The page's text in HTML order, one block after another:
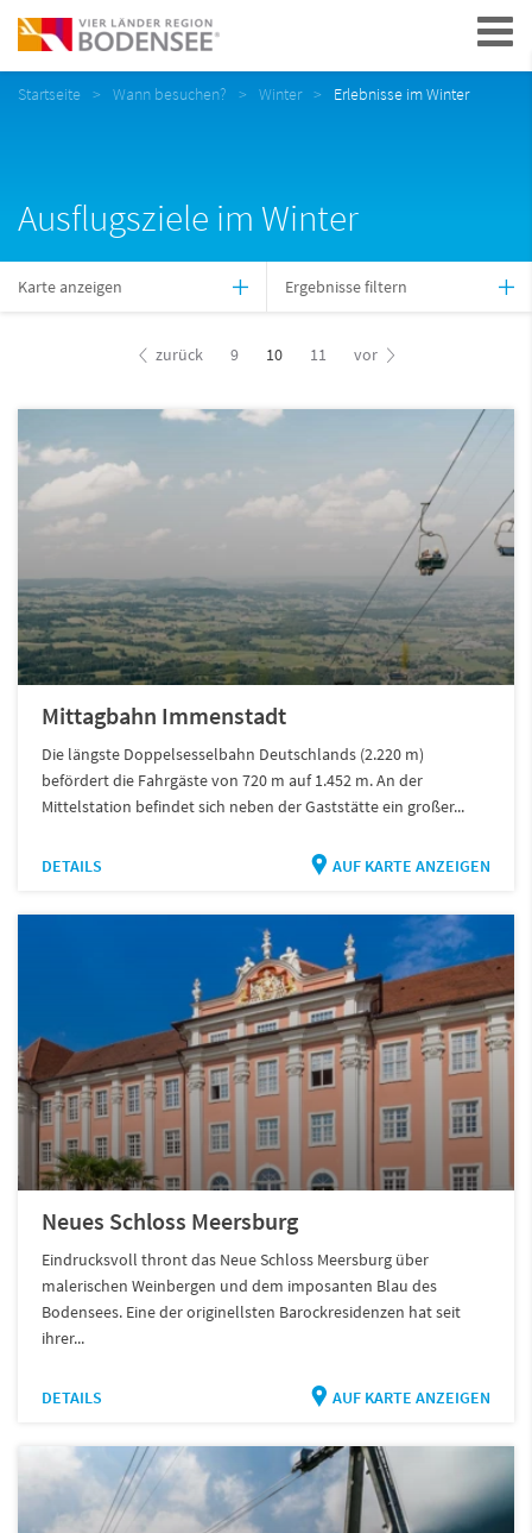
Navigation
Startseite Wann besuchen? Winter Erlebnisse im Winter
Ausflugsziele im Winter
Karte anzeigen Ergebnisse filtern
zurück 9 10 11 vor
Mittagbahn Immenstadt
Die längste Doppelsesselbahn Deutschlands (2.220 m)
befördert die Fahrgäste von 720 m auf 1.452 m. An der
Mittelstation befindet sich neben der Gaststätte ein großer...
DETAILS AUF KARTE ANZEIGEN
Neues Schloss Meersburg
Eindrucksvoll thront das Neue Schloss Meersburg über
malerischen Weinbergen und dem imposanten Blau des
Bodensees. Eine der originellsten Barockresidenzen hat seit
ihrer...
DETAILS AUF KARTE ANZEIGEN